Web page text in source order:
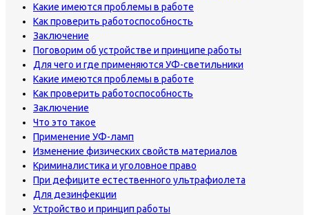
Какие имеются проблемы в работе
Как проверить работоспособность
Заключение
Поговорим об устройстве и принципе работы
Для чего и где применяются УФ-светильники
Какие имеются проблемы в работе
Как проверить работоспособность
Заключение
Что это такое
Применение УФ-ламп
Изменение физических свойств материалов
Криминалистика и уголовное право
При дефиците естественного ультрафиолета
Для дезинфекции
Устройство и принцип работы